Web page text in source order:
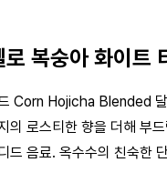
복숭아 화이트
Corn Hojicha Blended
의 로스티한 향을 더해 부드
드 음료. 옥수수의 친숙한